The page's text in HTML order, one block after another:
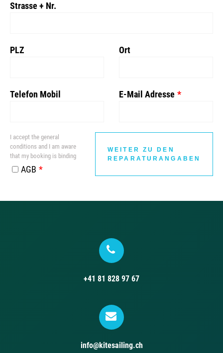
Strasse + Nr.
PLZ Ort
Telefon Mobil E-Mail Adresse
I accept the general
conditions and I am aware
that my booking is binding
AGB
WEITER ZU DEN
REPARATURANGABEN
+41 81 828 97 67
info@kitesailing.ch